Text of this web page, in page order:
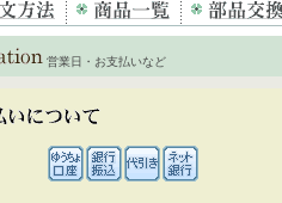
営業日・お支払いなど